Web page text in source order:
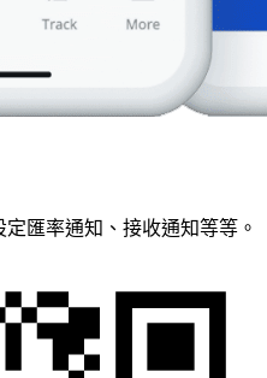
匯率通知、接收通知等等。